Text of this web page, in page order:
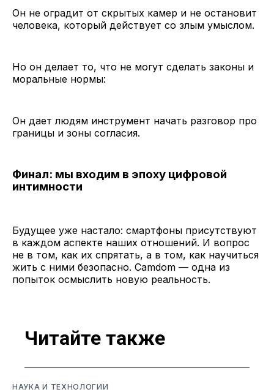
Он не оградит от скрытых камер и не остановит
человека, который действует со злым умыслом.
Но он делает то, что не могут сделать законы и
моральные нормы:
Он дает людям инструмент начать разговор про
границы и зоны согласия.
Финал: мы входим в эпоху цифровой
интимности
Будущее уже настало: смартфоны присутствуют
в каждом аспекте наших отношений. И вопрос
не в том, как их спрятать, а в том, как научиться
жить с ними безопасно. Camdom — одна из
попыток осмыслить новую реальность.
Читайте также
НАУКА И ТЕХНОЛОГИИ